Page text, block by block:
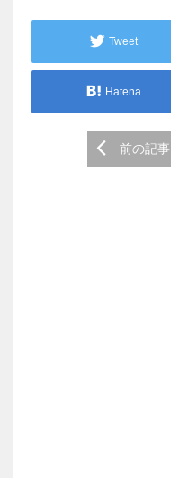
Tweet
Hatena
navigation
前の記事